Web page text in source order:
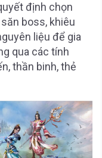
định chọn
boss, khiêu
liệu để gia
qua các tính
thần binh, thẻ